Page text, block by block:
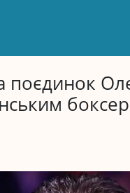
поєдинок